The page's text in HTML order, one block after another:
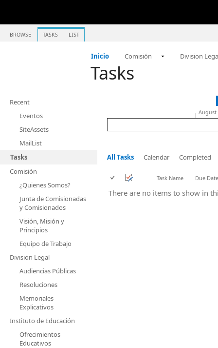
BROWSE TASKS LIST
Inicio Comisión Division
Tasks
Recent
Eventos
SiteAssets
MailList
Tasks
Comisión
¿Quienes Somos?
Junta de Comisionadas
y Comisionados
Visión, Misión y
Principios
Equipo de Trabajo
Division Legal
Audiencias Públicas
Resoluciones
Memoriales
Explicativos
Instituto de Educación
Ofrecimientos
Educativos
August
All Tasks Calendar Completed
Task Name Due Date
There are no items to show in